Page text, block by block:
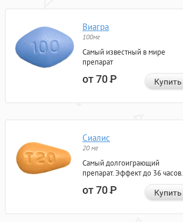
Виагра
100мг
Самый известный в мире
препарат
от 70Р Купить
Сиалис
20 мг
Самый долгоиграющий
препарат. Эффект до 36 часов.
от 70Р Купить